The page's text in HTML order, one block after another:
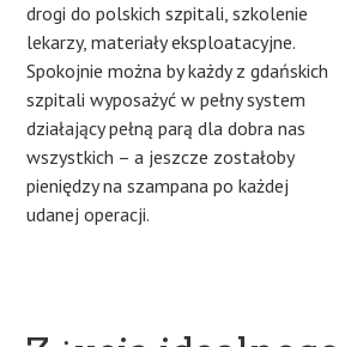
drogi do polskich szpitali, szkolenie
lekarzy, materiały eksploatacyjne.
Spokojnie można by każdy z gdańskich
szpitali wyposażyć w pełny system
działający pełną parą dla dobra nas
wszystkich – a jeszcze zostałoby
pieniędzy na szampana po każdej
udanej operacji.